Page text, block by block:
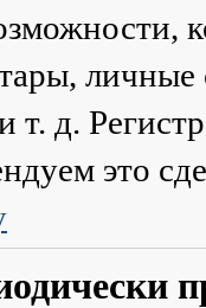
т. д.
это